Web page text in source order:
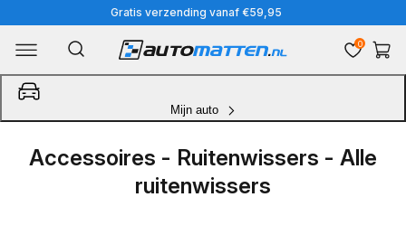
naar
content
Voorraadartikelen voor 15:00 besteld, morgen in je auto
Mijn auto
0
Accessoires - Ruitenwissers - Alle
ruitenwissers